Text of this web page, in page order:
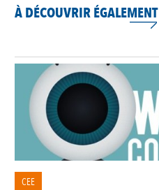
À DÉCOUVRIR ÉGALEMENT
CEE